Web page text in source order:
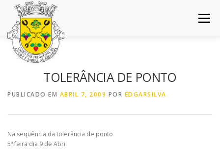
Saltar
conteúdo
Menu
INÍCIO JUNTA DE FREGUESIA
BALCÃO VIRTUAL NOTÍCIAS MAPA
TOLERÂNCIA DE PONTO
PUBLICADO EM ABRIL 7, 2009 POR EDGARSILVA
Na sequência da tolerância de ponto
5ª feira dia 9 de Abril